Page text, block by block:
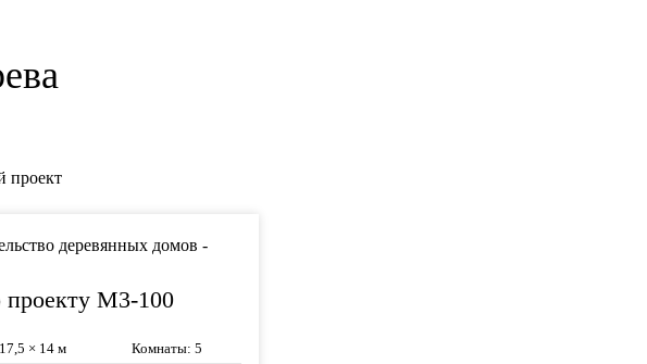
проект
М3-100
17,5 × 14 м Комнаты:5